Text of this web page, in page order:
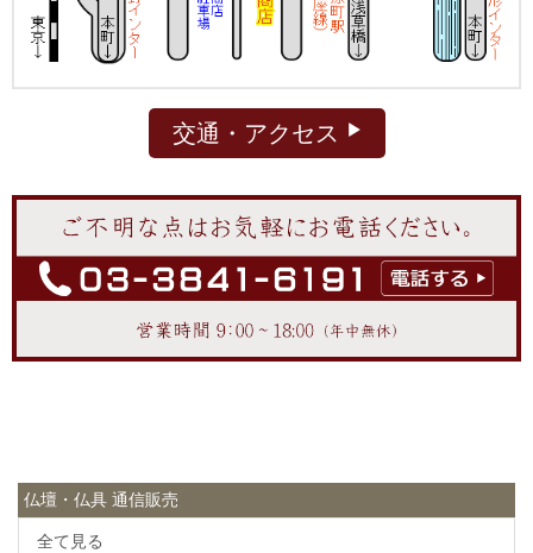
交通・アクセス
仏壇・仏具 通信販売
全て見る